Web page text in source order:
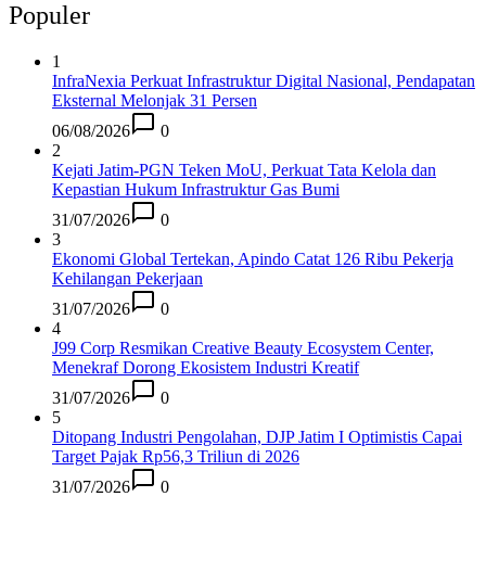
Populer
1
InfraNexia Perkuat Infrastruktur Digital Nasional, Pendapatan
Eksternal Melonjak 31 Persen
06/08/2026
0
2
Kejati Jatim-PGN Teken MoU, Perkuat Tata Kelola dan
Kepastian Hukum Infrastruktur Gas Bumi
31/07/2026
0
3
Ekonomi Global Tertekan, Apindo Catat 126 Ribu Pekerja
Kehilangan Pekerjaan
31/07/2026
0
4
J99 Corp Resmikan Creative Beauty Ecosystem Center,
Menekraf Dorong Ekosistem Industri Kreatif
31/07/2026
0
5
Ditopang Industri Pengolahan, DJP Jatim I Optimistis Capai
Target Pajak Rp56,3 Triliun di 2026
31/07/2026
0